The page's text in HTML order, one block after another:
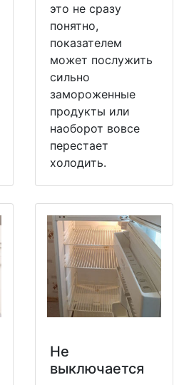
это не сразу
понятно,
показателем
может послужить
сильно
замороженные
продукты или
наоборот вовсе
перестает
холодить.
Не
выключается